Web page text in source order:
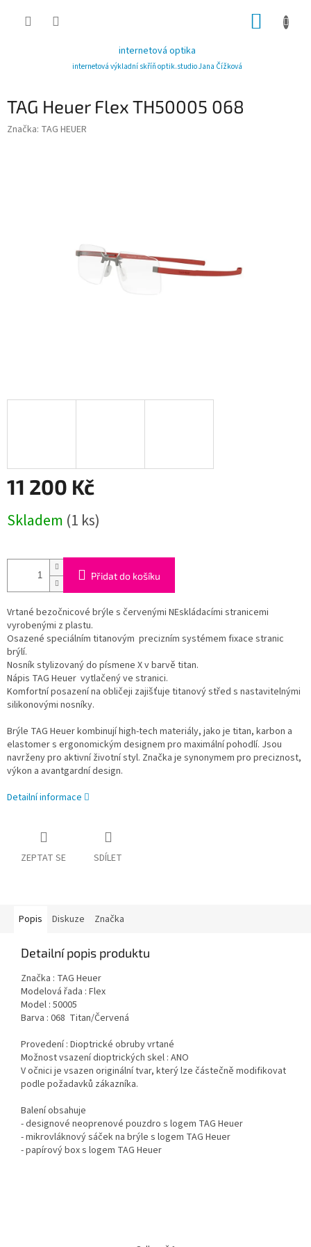
internetová optika
internetová výkladní skříň optik.studio Jana Čížková
TAG Heuer Flex TH50005 068
Značka: TAG HEUER
11 200 Kč
cena:
Skladem (1 ks)
Přidat do košíku
Vrtané bezočnicové brýle s červenými NEskládacími stranicemi
vyrobenými z plastu.
Osazené speciálním titanovým precizním systémem fixace stranic
brýlí.
Nosník stylizovaný do písmene X v barvě titan.
Nápis TAG Heuer vytlačený ve stranici.
Komfortní posazení na obličeji zajišťuje titanový střed s nastavitelnými
silikonovými nosníky.
Brýle TAG Heuer kombinují high-tech materiály, jako je titan, karbon a
elastomer s ergonomickým designem pro maximální pohodlí. Jsou
navrženy pro aktivní životní styl. Značka je synonymem pro preciznost,
výkon a avantgardní design.
Detailní informace
ZEPTAT SE SDÍLET
Popis Diskuze Značka
Detailní popis produktu
Značka : TAG Heuer
Modelová řada : Flex
Model : 50005
Barva : 068 Titan/Červená
Provedení : Dioptrické obruby vrtané
Možnost vsazení dioptrických skel : ANO
V očnici je vsazen originální tvar, který lze částečně modifikovat
podle požadavků zákazníka.
Balení obsahuje
- designové neoprenové pouzdro s logem TAG Heuer
- mikrovláknový sáček na brýle s logem TAG Heuer
- papírový box s logem TAG Heuer